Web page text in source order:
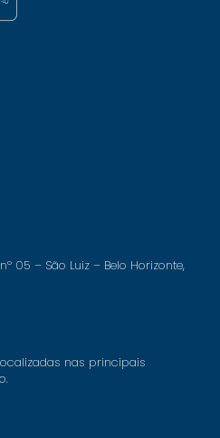
05 – São Luiz – Belo Horizonte,
nas principais